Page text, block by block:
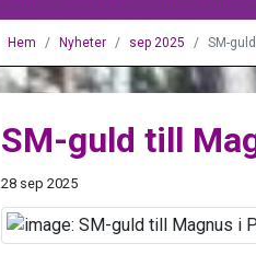
Hem Nyheter sep 2025 SM-
SM-guld till
28 sep 2025